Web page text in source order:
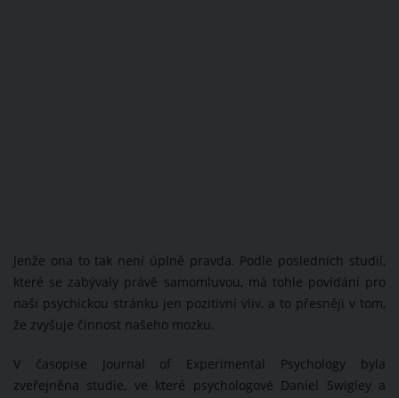
Jenže ona to tak není úplně pravda. Podle posledních studií,
které se zabývaly právě samomluvou, má tohle povídání pro
naši psychickou stránku jen pozitivní vliv, a to přesněji v tom,
že zvyšuje činnost našeho mozku.
V časopise Journal of Experimental Psychology byla
zveřejněna studie, ve které psychologové Daniel Swigley a